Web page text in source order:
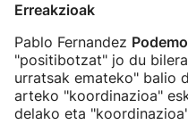
Erreakzioak
Pablo Fernandez
"positibotzat" jo du
urratsak emateko" balio
arteko "koordinazioa"
delako eta